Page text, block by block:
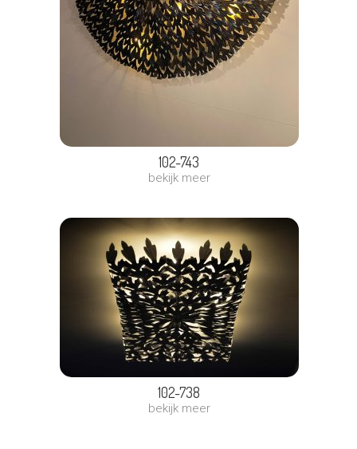
102-743
bekijk meer
102-738
bekijk meer